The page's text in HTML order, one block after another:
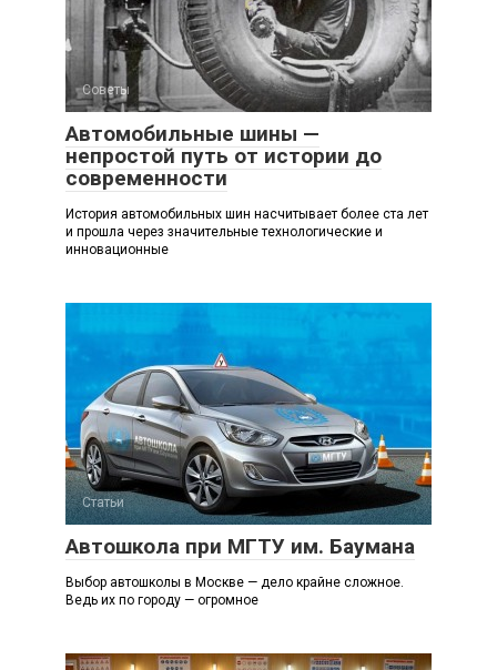
Советы
Автомобильные шины —
непростой путь от истории до
современности
История автомобильных шин насчитывает более ста лет
и прошла через значительные технологические и
инновационные
Статьи
Автошкола при МГТУ им. Баумана
Выбор автошколы в Москве — дело крайне сложное.
Ведь их по городу — огромное